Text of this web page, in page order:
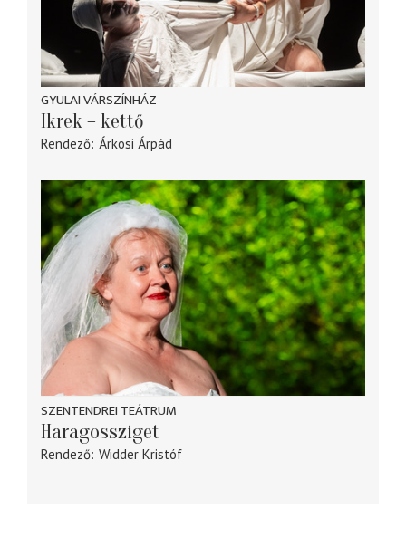
GYULAI VÁRSZÍNHÁZ
Ikrek – kettő
Rendező Árkosi Árpád
SZENTENDREI TEÁTRUM
Haragossziget
Rendező Widder Kristóf